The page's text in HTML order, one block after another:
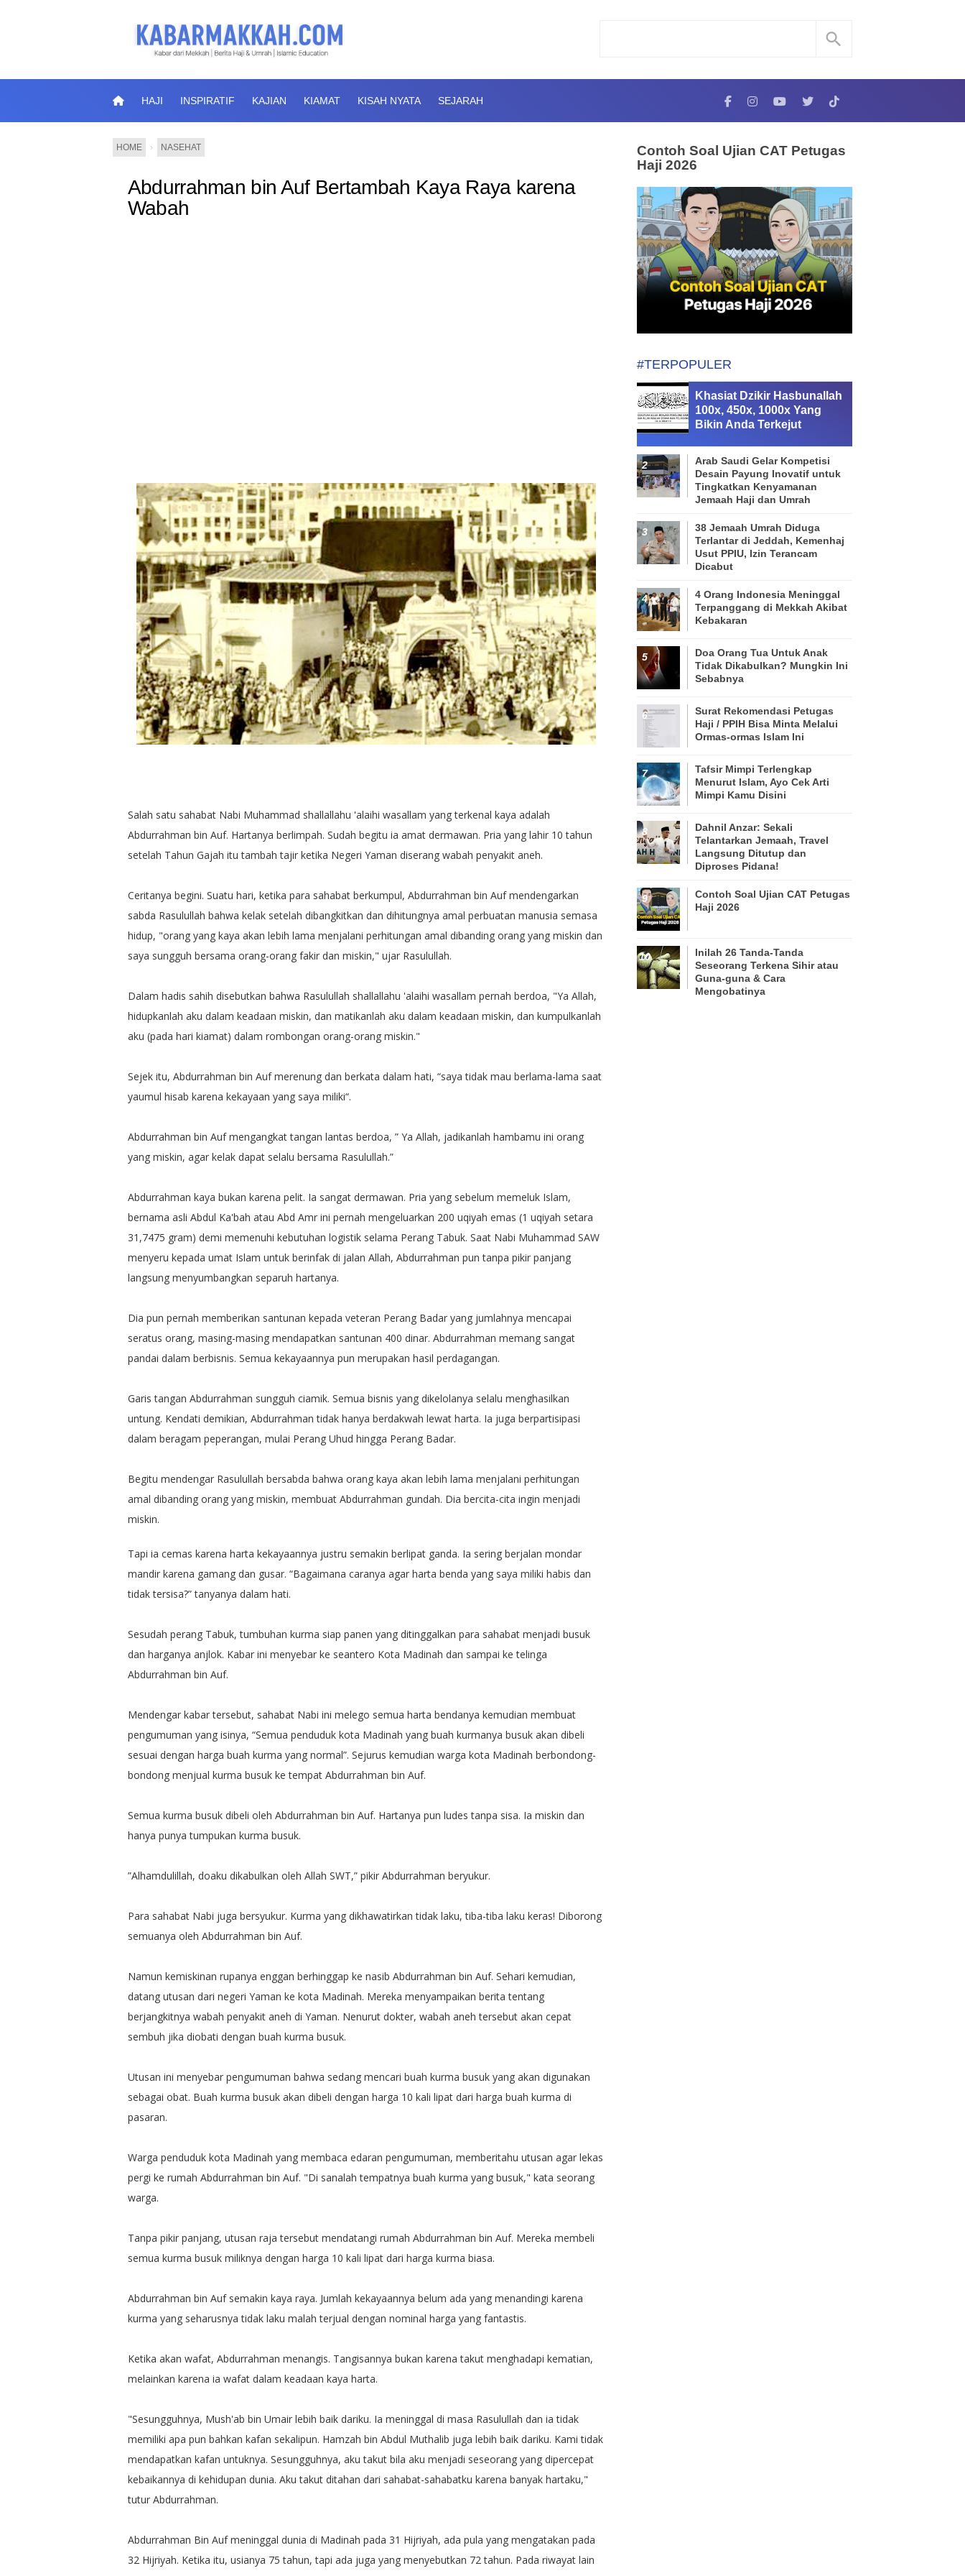
HAJI INSPIRATIF KAJIAN KIAMAT KISAH NYATA SEJARAH
HOME › NASEHAT
Abdurrahman bin Auf Bertambah Kaya Raya karena
Wabah
Salah satu sahabat Nabi Muhammad shallallahu 'alaihi wasallam yang terkenal kaya adalah
Abdurrahman bin Auf. Hartanya berlimpah. Sudah begitu ia amat dermawan. Pria yang lahir 10 tahun
setelah Tahun Gajah itu tambah tajir ketika Negeri Yaman diserang wabah penyakit aneh.
Ceritanya begini. Suatu hari, ketika para sahabat berkumpul, Abdurrahman bin Auf mendengarkan
sabda Rasulullah bahwa kelak setelah dibangkitkan dan dihitungnya amal perbuatan manusia semasa
hidup, "orang yang kaya akan lebih lama menjalani perhitungan amal dibanding orang yang miskin dan
saya sungguh bersama orang-orang fakir dan miskin," ujar Rasulullah.
Dalam hadis sahih disebutkan bahwa Rasulullah shallallahu 'alaihi wasallam pernah berdoa, "Ya Allah,
hidupkanlah aku dalam keadaan miskin, dan matikanlah aku dalam keadaan miskin, dan kumpulkanlah
aku (pada hari kiamat) dalam rombongan orang-orang miskin."
Sejek itu, Abdurrahman bin Auf merenung dan berkata dalam hati, “saya tidak mau berlama-lama saat
yaumul hisab karena kekayaan yang saya miliki“.
Abdurrahman bin Auf mengangkat tangan lantas berdoa, ” Ya Allah, jadikanlah hambamu ini orang
yang miskin, agar kelak dapat selalu bersama Rasulullah.”
Abdurrahman kaya bukan karena pelit. Ia sangat dermawan. Pria yang sebelum memeluk Islam,
bernama asli Abdul Ka'bah atau Abd Amr ini pernah mengeluarkan 200 uqiyah emas (1 uqiyah setara
31,7475 gram) demi memenuhi kebutuhan logistik selama Perang Tabuk. Saat Nabi Muhammad SAW
menyeru kepada umat Islam untuk berinfak di jalan Allah, Abdurrahman pun tanpa pikir panjang
langsung menyumbangkan separuh hartanya.
Dia pun pernah memberikan santunan kepada veteran Perang Badar yang jumlahnya mencapai
seratus orang, masing-masing mendapatkan santunan 400 dinar. Abdurrahman memang sangat
pandai dalam berbisnis. Semua kekayaannya pun merupakan hasil perdagangan.
Garis tangan Abdurrahman sungguh ciamik. Semua bisnis yang dikelolanya selalu menghasilkan
untung. Kendati demikian, Abdurrahman tidak hanya berdakwah lewat harta. Ia juga berpartisipasi
dalam beragam peperangan, mulai Perang Uhud hingga Perang Badar.
Begitu mendengar Rasulullah bersabda bahwa orang kaya akan lebih lama menjalani perhitungan
amal dibanding orang yang miskin, membuat Abdurrahman gundah. Dia bercita-cita ingin menjadi
miskin.
Tapi ia cemas karena harta kekayaannya justru semakin berlipat ganda. Ia sering berjalan mondar
mandir karena gamang dan gusar. “Bagaimana caranya agar harta benda yang saya miliki habis dan
tidak tersisa?” tanyanya dalam hati.
Sesudah perang Tabuk, tumbuhan kurma siap panen yang ditinggalkan para sahabat menjadi busuk
dan harganya anjlok. Kabar ini menyebar ke seantero Kota Madinah dan sampai ke telinga
Abdurrahman bin Auf.
Mendengar kabar tersebut, sahabat Nabi ini melego semua harta bendanya kemudian membuat
pengumuman yang isinya, “Semua penduduk kota Madinah yang buah kurmanya busuk akan dibeli
sesuai dengan harga buah kurma yang normal”. Sejurus kemudian warga kota Madinah berbondong-
bondong menjual kurma busuk ke tempat Abdurrahman bin Auf.
Semua kurma busuk dibeli oleh Abdurrahman bin Auf. Hartanya pun ludes tanpa sisa. Ia miskin dan
hanya punya tumpukan kurma busuk.
”Alhamdulillah, doaku dikabulkan oleh Allah SWT,” pikir Abdurrahman beryukur.
Para sahabat Nabi juga bersyukur. Kurma yang dikhawatirkan tidak laku, tiba-tiba laku keras! Diborong
semuanya oleh Abdurrahman bin Auf.
Namun kemiskinan rupanya enggan berhinggap ke nasib Abdurrahman bin Auf. Sehari kemudian,
datang utusan dari negeri Yaman ke kota Madinah. Mereka menyampaikan berita tentang
berjangkitnya wabah penyakit aneh di Yaman. Nenurut dokter, wabah aneh tersebut akan cepat
sembuh jika diobati dengan buah kurma busuk.
Utusan ini menyebar pengumuman bahwa sedang mencari buah kurma busuk yang akan digunakan
sebagai obat. Buah kurma busuk akan dibeli dengan harga 10 kali lipat dari harga buah kurma di
pasaran.
Warga penduduk kota Madinah yang membaca edaran pengumuman, memberitahu utusan agar lekas
pergi ke rumah Abdurrahman bin Auf. "Di sanalah tempatnya buah kurma yang busuk," kata seorang
warga.
Tanpa pikir panjang, utusan raja tersebut mendatangi rumah Abdurrahman bin Auf. Mereka membeli
semua kurma busuk miliknya dengan harga 10 kali lipat dari harga kurma biasa.
Abdurrahman bin Auf semakin kaya raya. Jumlah kekayaannya belum ada yang menandingi karena
kurma yang seharusnya tidak laku malah terjual dengan nominal harga yang fantastis.
Ketika akan wafat, Abdurrahman menangis. Tangisannya bukan karena takut menghadapi kematian,
melainkan karena ia wafat dalam keadaan kaya harta.
"Sesungguhnya, Mush'ab bin Umair lebih baik dariku. Ia meninggal di masa Rasulullah dan ia tidak
memiliki apa pun bahkan kafan sekalipun. Hamzah bin Abdul Muthalib juga lebih baik dariku. Kami tidak
mendapatkan kafan untuknya. Sesungguhnya, aku takut bila aku menjadi seseorang yang dipercepat
kebaikannya di kehidupan dunia. Aku takut ditahan dari sahabat-sahabatku karena banyak hartaku,"
tutur Abdurrahman.
Abdurrahman Bin Auf meninggal dunia di Madinah pada 31 Hijriyah, ada pula yang mengatakan pada
32 Hijriyah. Ketika itu, usianya 75 tahun, tapi ada juga yang menyebutkan 72 tahun. Pada riwayat lain
Contoh Soal Ujian CAT Petugas
Haji 2026
#TERPOPULER
Khasiat Dzikir Hasbunallah
100x, 450x, 1000x Yang
Bikin Anda Terkejut
Arab Saudi Gelar Kompetisi
Desain Payung Inovatif untuk
Tingkatkan Kenyamanan
Jemaah Haji dan Umrah
38 Jemaah Umrah Diduga
Terlantar di Jeddah, Kemenhaj
Usut PPIU, Izin Terancam
Dicabut
4 Orang Indonesia Meninggal
Terpanggang di Mekkah Akibat
Kebakaran
Doa Orang Tua Untuk Anak
Tidak Dikabulkan? Mungkin Ini
Sebabnya
Surat Rekomendasi Petugas
Haji / PPIH Bisa Minta Melalui
Ormas-ormas Islam Ini
Tafsir Mimpi Terlengkap
Menurut Islam, Ayo Cek Arti
Mimpi Kamu Disini
Dahnil Anzar: Sekali
Telantarkan Jemaah, Travel
Langsung Ditutup dan
Diproses Pidana!
Contoh Soal Ujian CAT Petugas
Haji 2026
Inilah 26 Tanda-Tanda
Seseorang Terkena Sihir atau
Guna-guna & Cara
Mengobatinya